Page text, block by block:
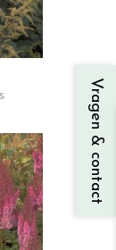
Vragen & contact